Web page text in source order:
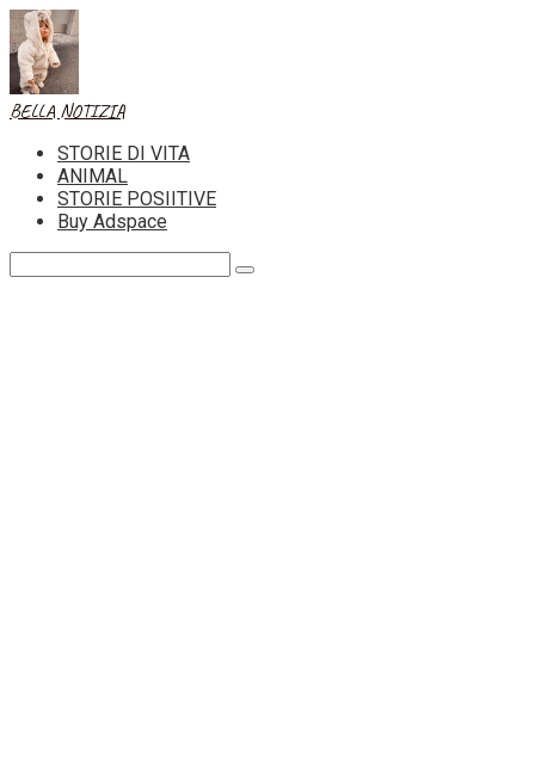
Skip
to
content
BELLA NOTIZIA
STORIE DI VITA
ANIMAL
STORIE POSIITIVE
Buy Adspace